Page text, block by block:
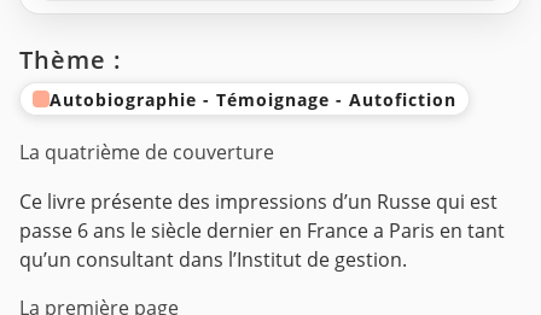
Thème :
Autobiographie - Témoignage - Autofiction
La quatrième de couverture
Сe livre présente des impressions d’un Russe qui est
passe 6 ans le siècle dernier en France a Paris en tant
qu’un consultant dans l’Institut de gestion.
La première page